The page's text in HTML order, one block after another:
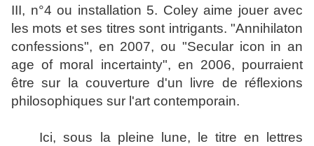
III, n°4 ou installation 5. Coley aime jouer avec
les mots et ses titres sont intrigants. "Annihilaton
confessions", en 2007, ou "Secular icon in an
age of moral incertainty", en 2006, pourraient
être sur la couverture d'un livre de réflexions
philosophiques sur l'art contemporain.
Ici, sous la pleine lune, le titre en lettres